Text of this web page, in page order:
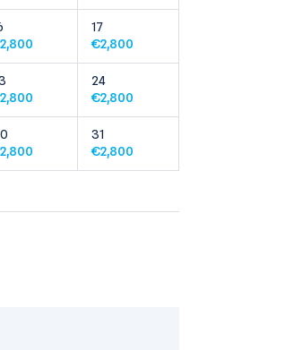
2,800
17
€2,800
2,800
24
€2,800
2,800
31
€2,800